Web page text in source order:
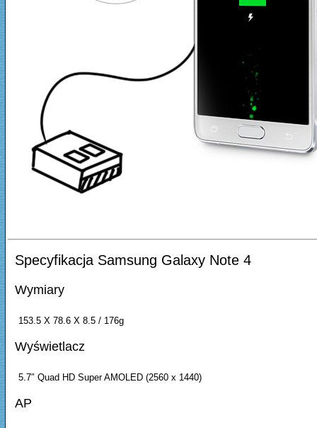
Specyfikacja Samsung Galaxy Note 4
Wymiary
153.5 X 78.6 X 8.5 / 176g
Wyświetlacz
5.7″ Quad HD Super AMOLED (2560 x 1440)
AP